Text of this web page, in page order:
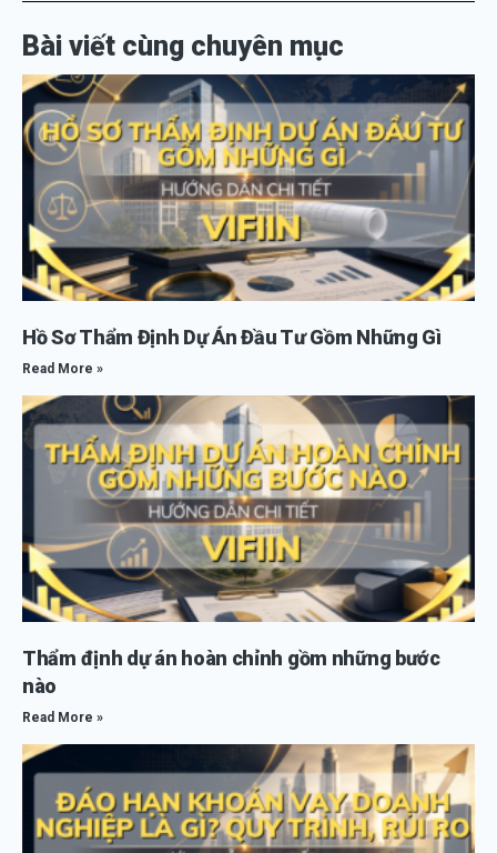
Bài viết cùng chuyên mục
Hồ Sơ Thẩm Định Dự Án Đầu Tư Gồm Những Gì
Read More »
Thẩm định dự án hoàn chỉnh gồm những bước
nào
Read More »